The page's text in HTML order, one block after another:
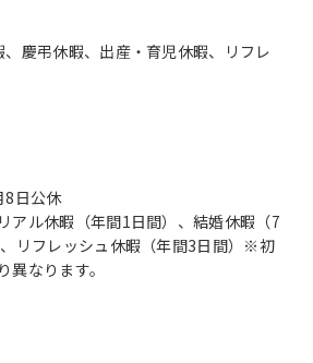
慶弔休暇、出産・育児休暇、リフレ
日公休
アル休暇（年間1日間）、結婚休暇（7
リフレッシュ休暇（年間3日間）※初
なります。